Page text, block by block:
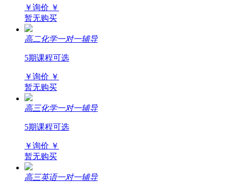
￥询价 ￥
暂无购买
高二化学一对一辅导
5期课程可选
￥询价 ￥
暂无购买
高三化学一对一辅导
5期课程可选
￥询价 ￥
暂无购买
高三英语一对一辅导